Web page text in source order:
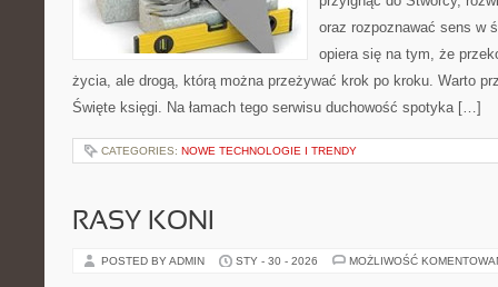
oraz rozpoznawać sens w
opiera się na tym, że
życia, ale drogą, którą można przeżywać krok po kroku. Warto
Święte księgi. Na łamach tego serwisu duchowość spotyka […]
CATEGORIES: NOWE TECHNOLOGIE I TRENDY
RASY KONI
POSTED BY ADMIN STY - 30 - 2026 MOŻLIWOŚĆ